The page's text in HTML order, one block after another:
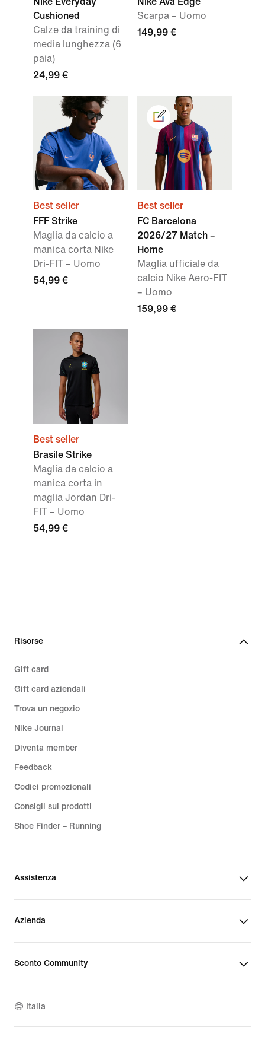
Cushioned
Calze da training di
media lunghezza (6
paia)
24,99 €
Scarpa – Uomo
149,99 €
Best seller
FFF Strike
Maglia da calcio a
manica corta Nike
Dri-FIT – Uomo
54,99 €
Best seller
FC Barcelona
2026/27 Match –
Home
Maglia ufficiale da
calcio Nike Aero-FIT
– Uomo
159,99 €
Best seller
Brasile Strike
Maglia da calcio a
manica corta in
maglia Jordan Dri-
FIT – Uomo
54,99 €
Risorse
Gift card
Gift card aziendali
Trova un negozio
Nike Journal
Diventa member
Feedback
Codici promozionali
Consigli sui prodotti
Shoe Finder – Running
Assistenza
Azienda
Sconto Community
Italia